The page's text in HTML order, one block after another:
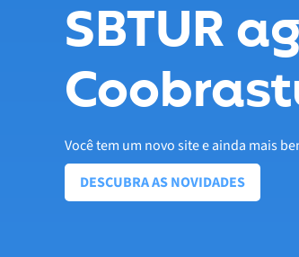
SBTUR
Você tem um novo site e ainda mais
DESCUBRA AS NOVIDADES